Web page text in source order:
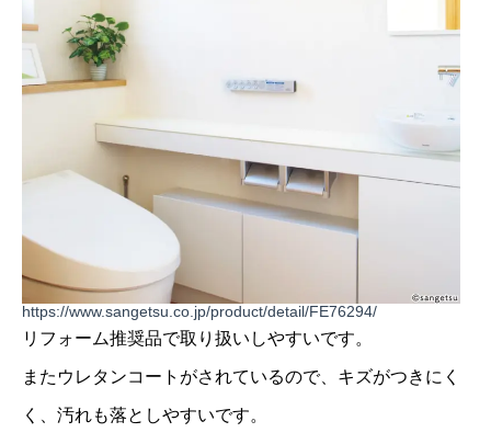
https://www.sangetsu.co.jp/product/detail/FE76294/
リフォーム推奨品で取り扱いしやすいです。
またウレタンコートがされているので、キズがつきにく
く、汚れも落としやすいです。